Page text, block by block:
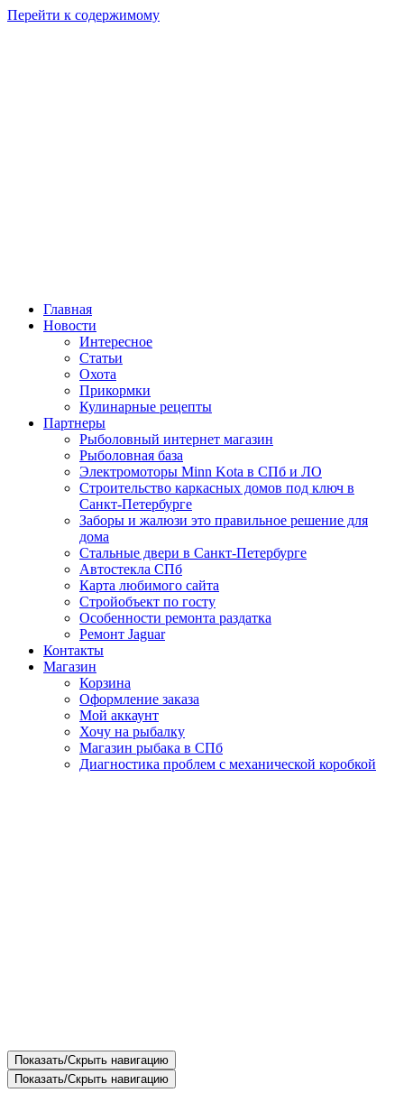
Перейти к содержимому
Главная
Новости
Интересное
Статьи
Охота
Прикормки
Кулинарные рецепты
Партнеры
Рыболовный интернет магазин
Рыболовная база
Электромоторы Minn Kota в СПб и ЛО
Строительство каркасных домов под ключ в
Санкт-Петербурге
Заборы и жалюзи это правильное решение для
дома
Стальные двери в Санкт-Петербурге
Автостекла СПб
Карта любимого сайта
Стройобъект по госту
Особенности ремонта раздатка
Ремонт Jaguar
Контакты
Магазин
Корзина
Оформление заказа
Мой аккаунт
Хочу на рыбалку
Магазин рыбака в СПб
Диагностика проблем с механической коробкой
Показать/Скрыть навигацию
Показать/Скрыть навигацию